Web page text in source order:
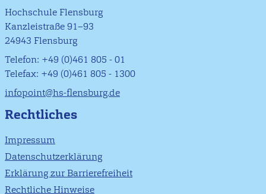
Hochschule Flensburg
Kanzleistraße 91–93
24943 Flensburg
Telefon: +49 (0)461 805 - 01
Telefax: +49 (0)461 805 - 1300
infopoint@hs-flensburg.de
Rechtliches
Impressum
Datenschutzerklärung
Erklärung zur Barrierefreiheit
Rechtliche Hinweise